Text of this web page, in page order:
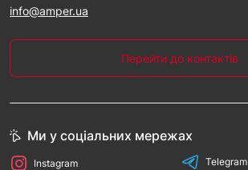
info@amper.ua
Перейти до контактів
Ми у соціальних мережах
Instagram
Telegram